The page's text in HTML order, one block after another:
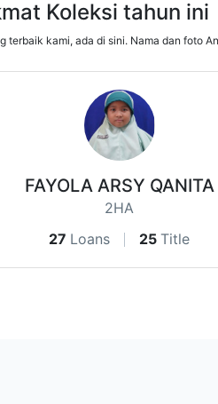
Koleksi tahun ini
terbaik kami, ada di sini. Nama dan foto
FAYOLA ARSY QANITA
2HA
27 Loans 25 Title